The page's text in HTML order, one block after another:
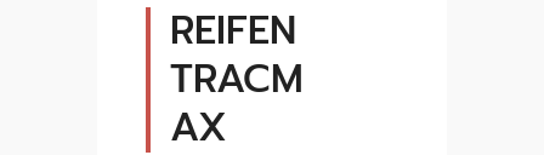
REIFEN
TRACM
AX